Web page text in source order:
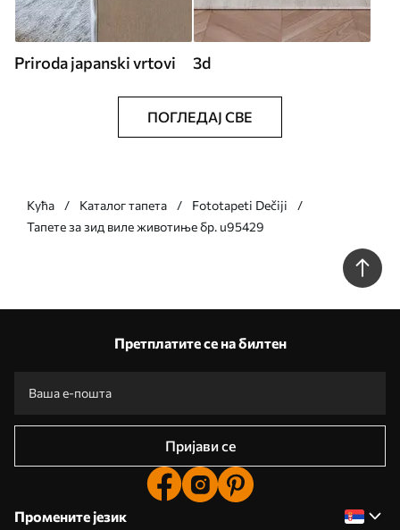
Priroda japanski vrtovi 3d
ПОГЛЕДАЈ СВЕ
Кућа Каталог тапета
Fototapeti Dečiji
Тапете за зид виле животиње бр. u95429
Претплатите се на билтен
Пријави се
Промените језик